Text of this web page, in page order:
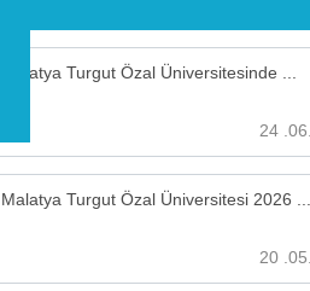
Malatya Turgut Özal Üniversitesinde ...
24
Malatya Turgut Özal Üniversitesi 2026 ...
20